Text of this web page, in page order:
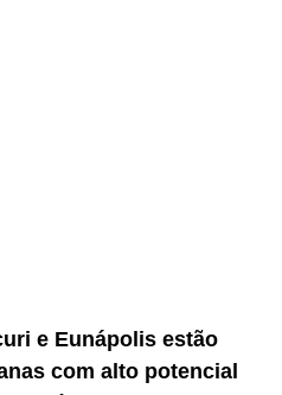
e Eunápolis estão
com alto potencial